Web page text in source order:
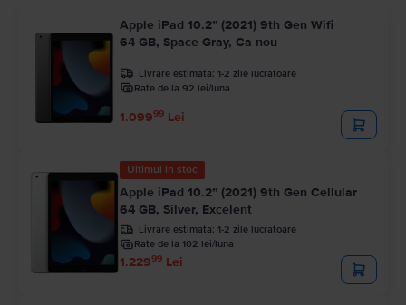
Apple iPad 10.2” (2021) 9th Gen Wifi
64 GB, Space Gray, Ca nou
Livrare estimata: 1-2 zile lucratoare
Rate de la 92 lei/luna
1.09999 Lei
Ultimul în stoc
Apple iPad 10.2” (2021) 9th Gen Cellular
64 GB, Silver, Excelent
Livrare estimata: 1-2 zile lucratoare
Rate de la 102 lei/luna
1.22999 Lei